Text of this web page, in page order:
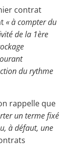
contrat
«à compter du
de la 1ère
du rythme
rappelle que
un terme fixé
à défaut, une